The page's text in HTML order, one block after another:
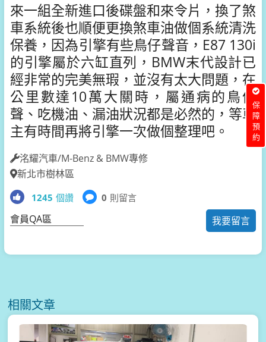
來一組全新進口後碟盤和來令片，換了煞
車系統後也順便更換煞車油做個系統清洗
保養，因為引擎有些鳥仔聲音，E87 130i
的引擎屬於六缸直列，BMW末代設計已
經非常的完美無瑕，並沒有太大問題，在
公里數達10萬大關時，屬通病的鳥仔
聲、吃機油、漏油狀況都是必然的，等車
主有時間再將引擎一次做個整理吧。
洺耀汽車/M-Benz & BMW專修
新北市樹林區
1245 個讚 0 則留言
我要留言
會員QA區
相關文章
保障預約